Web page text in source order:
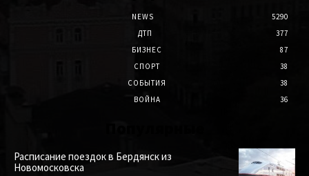
NEWS
5290
ДТП
377
БИЗНЕС
87
СПОРТ
38
СОБЫТИЯ
38
ВОЙНА
36
Расписание поездок в Бердянск из
Новомосковска